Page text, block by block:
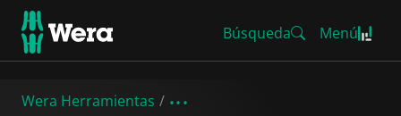
Búsqueda Menú
Wera Herramientas